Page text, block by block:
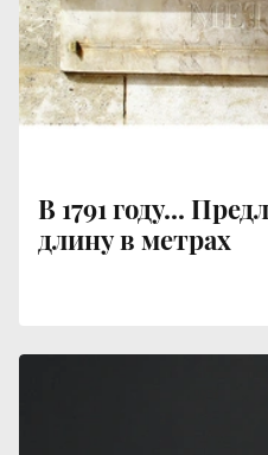
В 1791 году...
длину в метрах